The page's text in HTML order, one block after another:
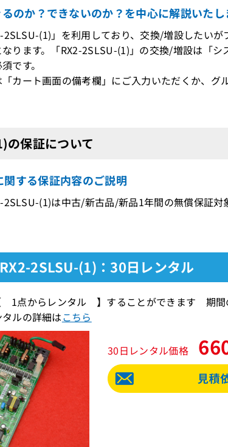
のか？できないのか？を中心に解説いたし
(1)」を利用しており、交換/増設したいが
ます。「RX2-2SLSU-(1)」の交換/増設は「シ
です。
カート画面の備考欄」にご入力いただくか、グ
の保証について
する保証内容のご説明
(1)は中古/新古品/新品1年間の無償保証対
RX2-2SLSU-(1)：30日レンタル
1点からレンタル 】することができます 期間
ルの詳細はこちら
30日レンタル価格